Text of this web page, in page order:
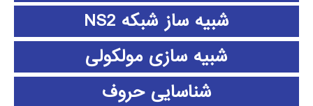
شبیه ساز شبکه NS2
شبیه سازی مولکولی
شناسایی حروف